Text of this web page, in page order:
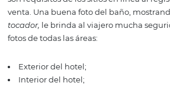
alojamientos y
diferenciales
Los propietarios de hoteles y